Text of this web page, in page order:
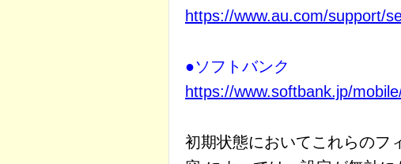
https://www.au.com/support/
●ソフトバンク
https://www.softbank.jp/
初期状態においてこれらのフ